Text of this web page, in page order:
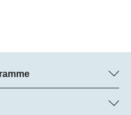
Nationalen